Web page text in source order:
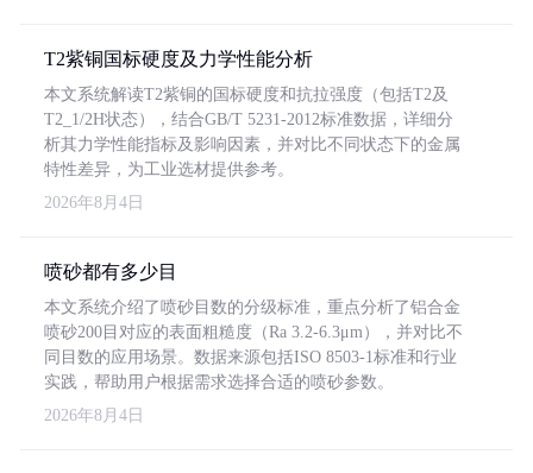
T2紫铜国标硬度及力学性能分析
本文系统解读T2紫铜的国标硬度和抗拉强度（包括T2及
T2_1/2H状态），结合GB/T 5231-2012标准数据，详细分
析其力学性能指标及影响因素，并对比不同状态下的金属
特性差异，为工业选材提供参考。
2026年8月4日
喷砂都有多少目
本文系统介绍了喷砂目数的分级标准，重点分析了铝合金
喷砂200目对应的表面粗糙度（Ra 3.2-6.3μm），并对比不
同目数的应用场景。数据来源包括ISO 8503-1标准和行业
实践，帮助用户根据需求选择合适的喷砂参数。
2026年8月4日